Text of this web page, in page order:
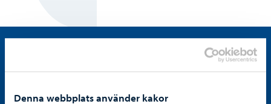
Denna webbplats använder kakor